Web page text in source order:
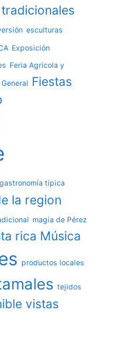
esculturas
Exposición
Feria Agrícola y
Fiestas
gastronomía típica
la region
magia de Pérez
rica Música
productos locales
tejidos
vistas